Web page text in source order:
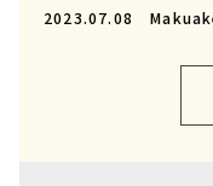
2023.07.08 Makuakeにて、